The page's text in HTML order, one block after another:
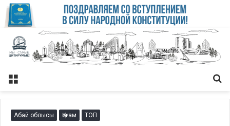
Меню
Абай облысы Қоғам ТОП